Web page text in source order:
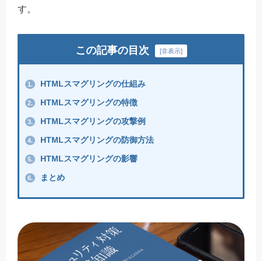
す。
この記事の目次 [非表示]
1. HTMLスマグリングの仕組み
2. HTMLスマグリングの特徴
3. HTMLスマグリングの攻撃例
4. HTMLスマグリングの防御方法
5. HTMLスマグリングの影響
6. まとめ